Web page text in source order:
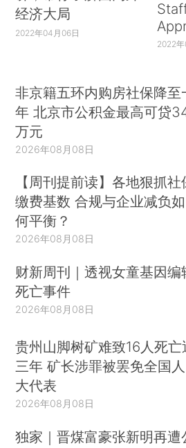
经济大局
2022年04月06日
2022
非京籍五环内购房社保降至
年 北京市公积金最高可贷
万元
2026年08月08日
【周刊提前读】各地狠抓社
缴费基数 合规与企业减负如
何平衡？
2026年08月08日
财新周刊｜透视女童基因编
死亡事件
2026年08月08日
贵州山脚树矿难致16人死亡
三年 矿长涉罪被罢免全国人
大代表
2026年08月08日
独家｜晋煤富豪张新明再遭